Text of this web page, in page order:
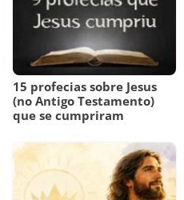
15 profecias sobre Jesus
(no Antigo Testamento)
que se cumpriram